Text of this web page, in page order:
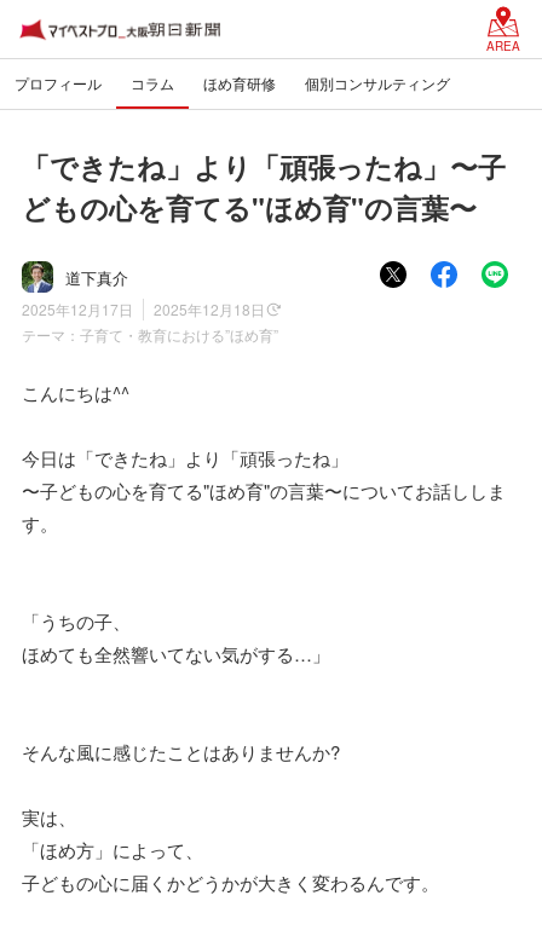
AREA
プロフィール コラム ほめ育研修 個別コンサルティング
「できたね」より「頑張ったね」〜子
どもの心を育てる"ほめ育"の言葉〜
道下真介
2025年12月17日
2025年12月18日
テーマ： 子育て・教育における”ほめ育”
こんにちは^^
今日は「できたね」より「頑張ったね」
〜子どもの心を育てる"ほめ育"の言葉〜についてお話ししま
す。
「うちの子、
ほめても全然響いてない気がする…」
そんな風に感じたことはありませんか?
実は、
「ほめ方」によって、
子どもの心に届くかどうかが大きく変わるんです。